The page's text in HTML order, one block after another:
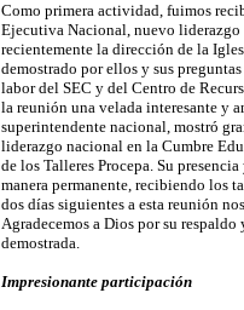
Como primera actividad, fuimos
Ejecutiva Nacional, nuevo liderazgo
recientemente la dirección de la
demostrado por ellos y sus
labor del SEC y del Centro de
la reunión una velada interesante y
superintendente nacional, mostró
liderazgo nacional en la Cumbre
de los Talleres Procepa. Su
manera permanente, recibiendo los
dos días siguientes a esta reunión
Agradecemos a Dios por su
demostrada.
Impresionante participación